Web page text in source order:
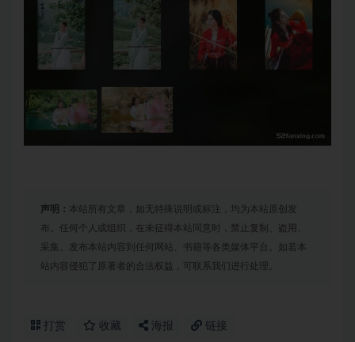
声明： 本站所有文章，如无特殊说明或标注，均为本站原创发
布。任何个人或组织，在未征得本站同意时，禁止复制、盗用、
采集、发布本站内容到任何网站、书籍等各类媒体平台。如若本
站内容侵犯了原著者的合法权益，可联系我们进行处理。
打赏 收藏 海报 链接